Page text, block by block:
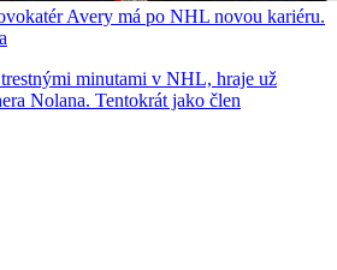
Avery má po NHL novou kariéru.
minutami v NHL, hraje už
Nolana. Tentokrát jako člen